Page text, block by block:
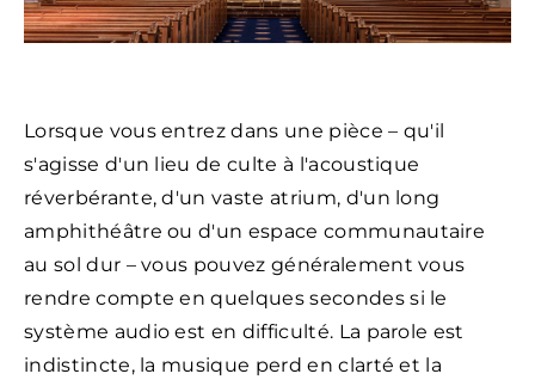
Lorsque vous entrez dans une pièce – qu'il
s'agisse d'un lieu de culte à l'acoustique
réverbérante, d'un vaste atrium, d'un long
amphithéâtre ou d'un espace communautaire
au sol dur – vous pouvez généralement vous
rendre compte en quelques secondes si le
système audio est en difficulté. La parole est
indistincte, la musique perd en clarté et la